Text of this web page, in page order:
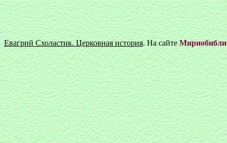
Евагрий Схоластик. Церковная история. На сайте